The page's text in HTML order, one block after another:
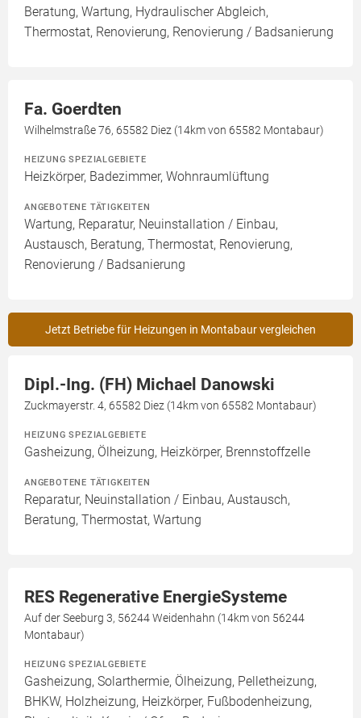
Beratung, Wartung, Hydraulischer Abgleich,
Thermostat, Renovierung, Renovierung / Badsanierung
Fa. Goerdten
Wilhelmstraße 76, 65582 Diez (14km von 65582 Montabaur)
HEIZUNG SPEZIALGEBIETE
Heizkörper, Badezimmer, Wohnraumlüftung
ANGEBOTENE TÄTIGKEITEN
Wartung, Reparatur, Neuinstallation / Einbau,
Austausch, Beratung, Thermostat, Renovierung,
Renovierung / Badsanierung
Jetzt Betriebe für Heizungen in Montabaur vergleichen
Dipl.-Ing. (FH) Michael Danowski
Zuckmayerstr. 4, 65582 Diez (14km von 65582 Montabaur)
HEIZUNG SPEZIALGEBIETE
Gasheizung, Ölheizung, Heizkörper, Brennstoffzelle
ANGEBOTENE TÄTIGKEITEN
Reparatur, Neuinstallation / Einbau, Austausch,
Beratung, Thermostat, Wartung
RES Regenerative EnergieSysteme
Auf der Seeburg 3, 56244 Weidenhahn (14km von 56244
Montabaur)
HEIZUNG SPEZIALGEBIETE
Gasheizung, Solarthermie, Ölheizung, Pelletheizung,
BHKW, Holzheizung, Heizkörper, Fußbodenheizung,